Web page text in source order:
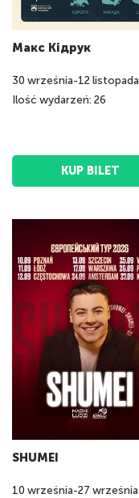
Макс Кідрук
30 września-12listopada
Ilość wydarzeń: 26
KUP BILET
SHUMEI
10 września-27 września